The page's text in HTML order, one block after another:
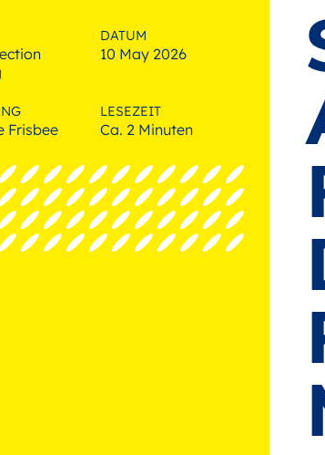
DATUM
10 May 2026
Frisbee
LESEZEIT
Ca. 2 Minuten